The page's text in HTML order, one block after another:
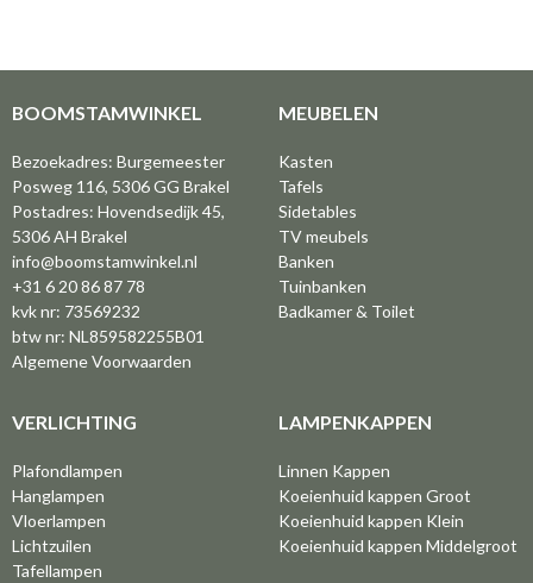
BOOMSTAMWINKEL
Bezoekadres: Burgemeester
Posweg 116, 5306 GG Brakel
Postadres: Hovendsedijk 45,
5306 AH Brakel
info@boomstamwinkel.nl
+31 6 20 86 87 78
kvk nr: 73569232
btw nr: NL859582255B01
Algemene Voorwaarden
MEUBELEN
Kasten
Tafels
Sidetables
TV meubels
Banken
Tuinbanken
Badkamer & Toilet
VERLICHTING
Plafondlampen
Hanglampen
Vloerlampen
Lichtzuilen
Tafellampen
LAMPENKAPPEN
Linnen Kappen
Koeienhuid kappen Groot
Koeienhuid kappen Klein
Koeienhuid kappen Middelgroot